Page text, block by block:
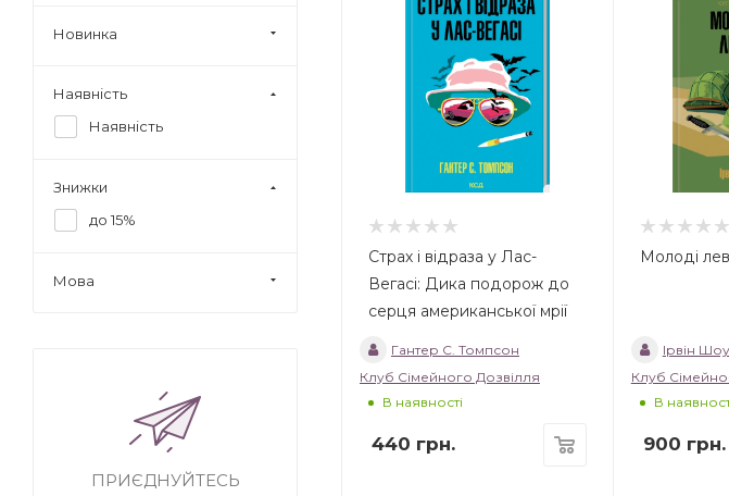
Страх і відраза у Лас-
Вегасі: Дика подорож до
серця американської мрії
Гантер С. Томпсон
Клуб Сімейного Дозвілля
В наявності
440 грн.
Молоді
Ірвін Шоу
Клуб
В
900 грн.
Новинка
Наявність
Наявність
Знижки
до 15%
Мова
ПРИЄДНУЙТЕСЬ